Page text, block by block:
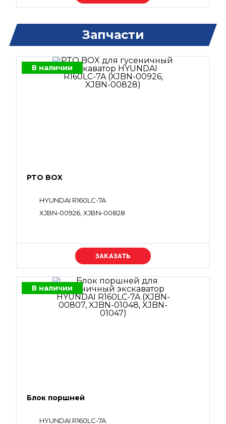
Запчасти
В наличии
PTO BOX
HYUNDAI R160LC-7A
XJBN-00926, XJBN-00828
Уточняйте цену
В наличии
Блок поршней
HYUNDAI R160LC-7A